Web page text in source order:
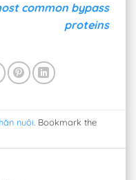
common bypass
proteins
nuôi . Bookmark the